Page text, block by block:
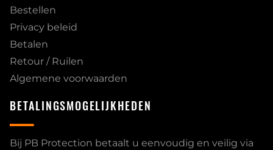
Bestellen
Privacy beleid
Betalen
Retour / Ruilen
Algemene voorwaarden
BETALINGSMOGELIJKHEDEN
Bij PB Protection betaalt u eenvoudig en veilig via